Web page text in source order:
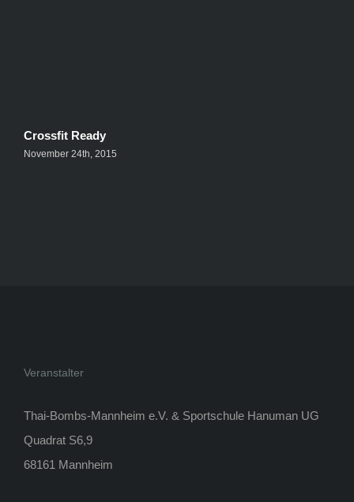
Crossfit Ready
November 24th, 2015
Veranstalter
Thai-Bombs-Mannheim e.V. & Sportschule Hanuman UG
Quadrat S6,9
68161 Mannheim